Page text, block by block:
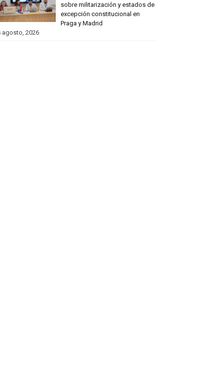
sobre militarización y estados de
excepción constitucional en
Praga y Madrid
agosto, 2026